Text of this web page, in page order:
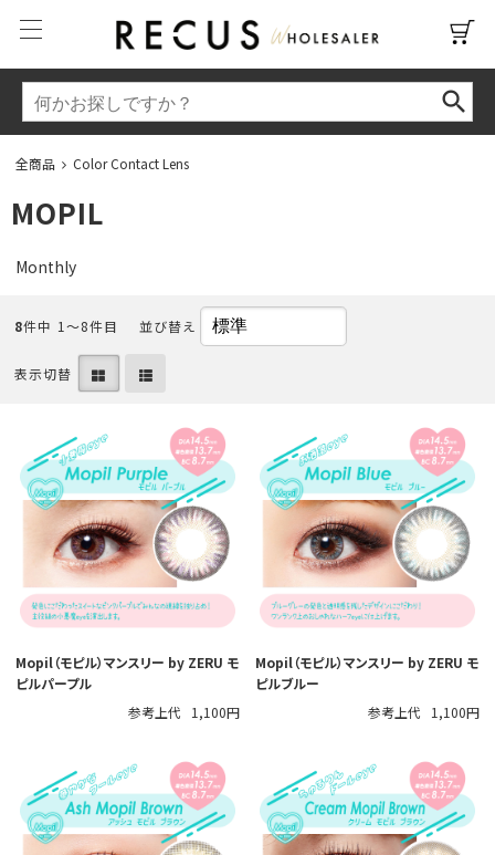
全商品 Color Contact Lens
MOPIL
Monthly
8件中 1〜8件目 並び替え
表示切替
Mopil（モピル）マンスリー by ZERU モ
ピルパープル
参考上代
1,100円
Mopil（モピル）マンスリー by ZERU モ
ピルブルー
参考上代
1,100円